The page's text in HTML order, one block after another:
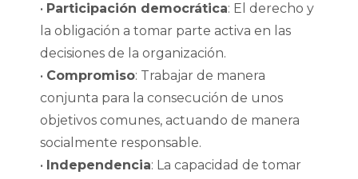
• Participación democrática: El derecho y
la obligación a tomar parte activa en las
decisiones de la organización.
• Compromiso: Trabajar de manera
conjunta para la consecución de unos
objetivos comunes, actuando de manera
socialmente responsable.
• Independencia: La capacidad de tomar